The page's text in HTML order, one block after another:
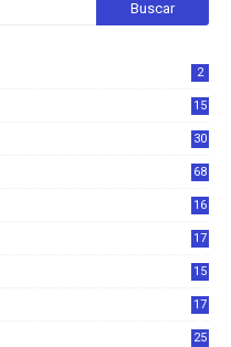
2
15
30
68
16
17
15
17
25